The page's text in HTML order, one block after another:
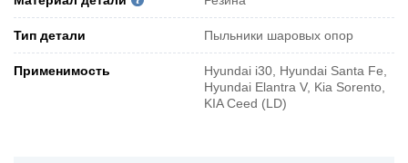
Тип детали Пыльники шаровых опор
Применимость
Hyundai i30, Hyundai Santa Fe,
Hyundai Elantra V, Kia Sorento,
KIA Ceed (LD)